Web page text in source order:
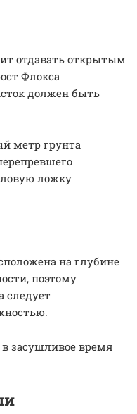
отдавать открытым
Флокса
должен быть
метр грунта
ложку
на глубине
поэтому
следует
засушливое время